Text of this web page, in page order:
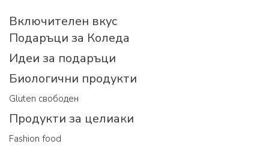
Включителен вкус
Подаръци за Коледа
Идеи за подаръци
Биологични продукти
Gluten свободен
Продукти за целиаки
Fashion food